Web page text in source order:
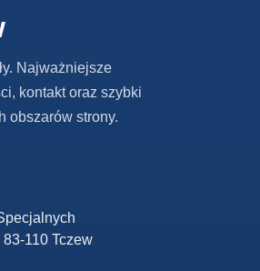
Najważniejsze
kontakt oraz szybki
obszarów strony.
110 Tczew